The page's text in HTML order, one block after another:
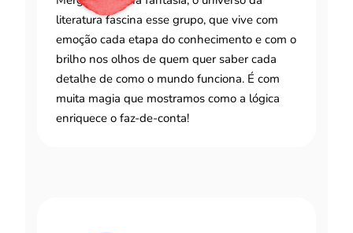
literatura fascina esse grupo, que vive com
emoção cada etapa do conhecimento e com o
brilho nos olhos de quem quer saber cada
detalhe de como o mundo funciona. É com
muita magia que mostramos como a lógica
enriquece o faz-de-conta!